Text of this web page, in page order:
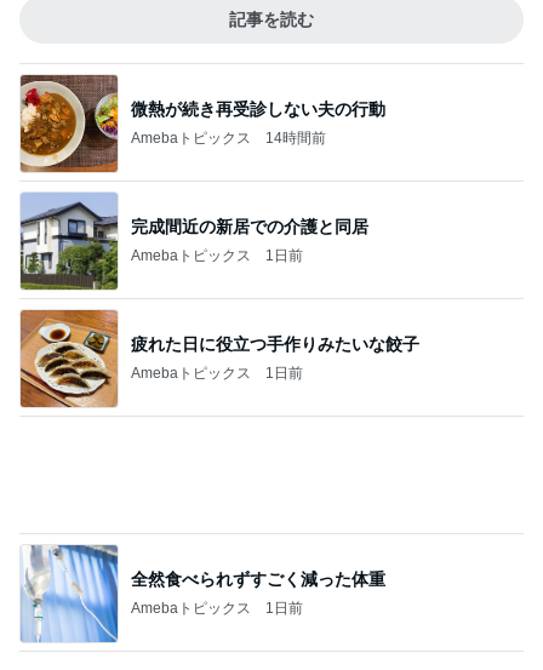
記事を読む
微熱が続き再受診しない夫の行動
Amebaトピックス 14時間前
完成間近の新居での介護と同居
Amebaトピックス 1日前
疲れた日に役立つ手作りみたいな餃子
Amebaトピックス 1日前
全然食べられずすごく減った体重
Amebaトピックス 1日前